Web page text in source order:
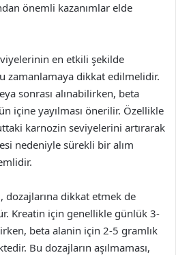
önemli kazanımlar elde
en etkili şekilde
zamanlamaya dikkat edilmelidir.
sonrası alınabilirken, beta
içine yayılması önerilir. Özellikle
karnozin seviyelerini artırarak
nedeniyle sürekli bir alım
dozajlarına dikkat etmek de
Kreatin için genellikle günlük 3-
beta alanin için 2-5 gramlık
Bu dozajların aşılmaması,